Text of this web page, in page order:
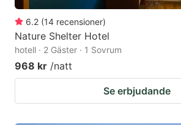
6.2 (14 recensioner)
Nature Shelter Hotel
hotell · 2 Gäster · 1 Sovrum
968 kr /natt
Se erbjudande